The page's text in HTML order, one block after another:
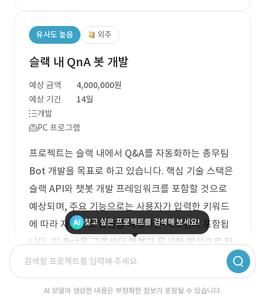
유사도 높음 외주
슬랙 내 QnA 봇 개발
예상 금액
4,000,000원
예상 기간
14일
개발
PC 프로그램
프로젝트는 슬랙 내에서 Q&A를 자동화하는 총무팀
Bot 개발을 목표로 하고 있습니다. 핵심 기술 스택은
슬랙 API와 챗봇 개발 프레임워크를 포함할 것으로
예상되며, 주요 기능으로는 사용자가 입력한 키워드
에 따라 자동으로 답변을 제공하는 시스템이 포함됩
니다. 이 Bot은 고객센터 챗봇과 유사한 방식으로 작
동하여, 효율적인 정보 제공을 통해 사용자 경험을 향
상시키는 것을 지향합니다.
찾고 싶은 프로젝트를 검색해 보세요!
AI 모델이 생성한 내용은 부정확한 정보가 포함될 수 있습니다.